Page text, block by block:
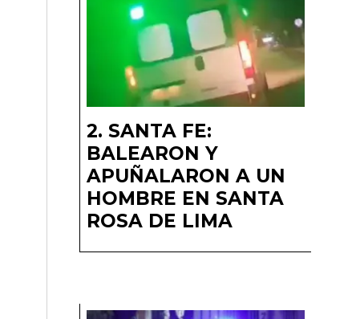
SANTA FE:
BALEARON Y
APUÑALARON A UN
HOMBRE EN SANTA
ROSA DE LIMA